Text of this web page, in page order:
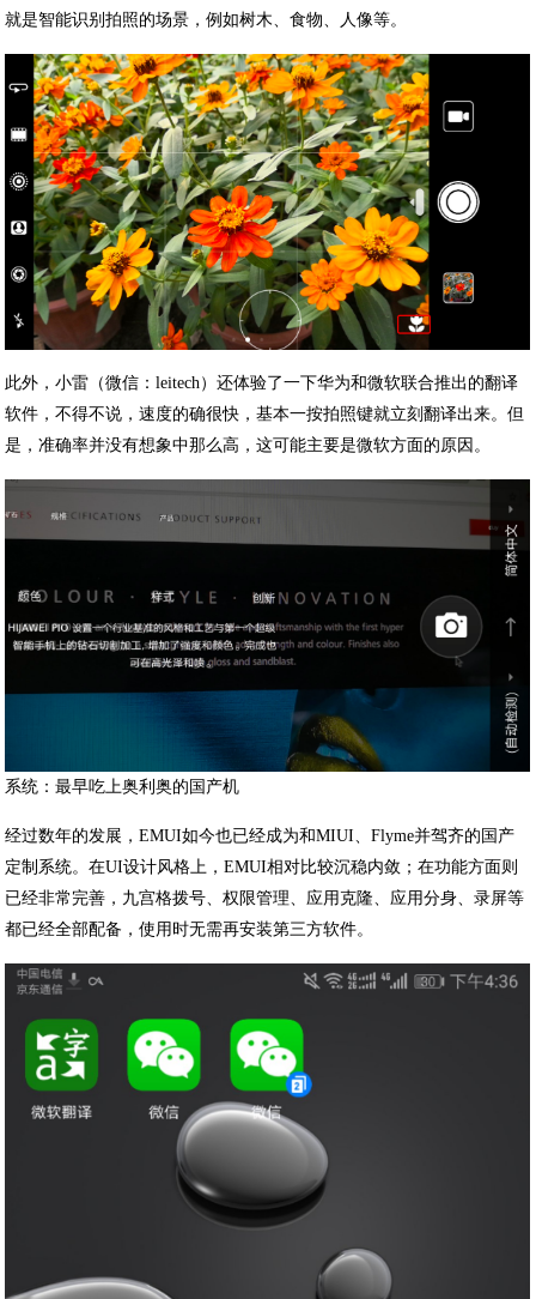
就是智能识别拍照的场景，例如树木、食物、人像等。
此外，小雷（微信：leitech）还体验了一下华为和微软联合推出的翻译
软件，不得不说，速度的确很快，基本一按拍照键就立刻翻译出来。但
是，准确率并没有想象中那么高，这可能主要是微软方面的原因。
系统：最早吃上奥利奥的国产机
经过数年的发展，EMUI如今也已经成为和MIUI、Flyme并驾齐的国产
定制系统。在UI设计风格上，EMUI相对比较沉稳内敛；在功能方面则
已经非常完善，九宫格拨号、权限管理、应用克隆、应用分身、录屏等
都已经全部配备，使用时无需再安装第三方软件。